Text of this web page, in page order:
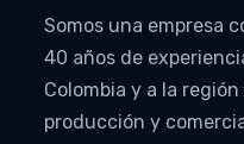
Somos una empresa
40 años de
Colombia y a la
producción y